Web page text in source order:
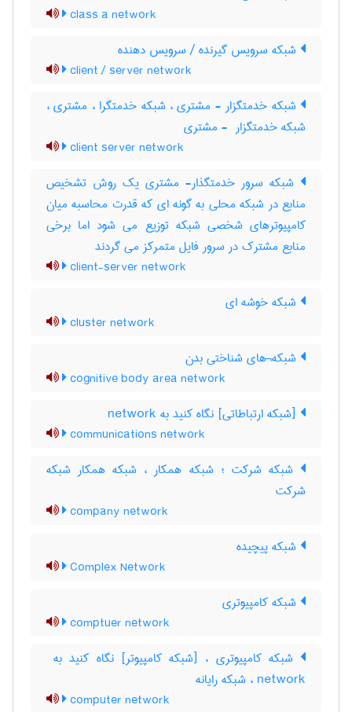
class a network
شبکه سرویس گیرنده / سرویس دهنده
client / server network
شبکه خدمتگزار - مشتری ، شبکه خدمتگرا ، مشتری ،
شبکه خدمتگزار ‎ - مشتری
client server network
شبکه سرور خدمتگذار- مشتری یک روش تشخیص
منابع در شبکه محلی به گونه ای که قدرت محاسبه میان
کامپیوترهای شخصی شبکه توزیع می شود اما برخی
منابع مشترک در سرور فایل متمرکز می گردند
client-server network
شبکه خوشه ای
cluster network
شبکه¬های شناختی بدن
cognitive body area network
[شبکه ارتباطاتی] نگاه کنید به ‎ network
communications network
شبکه شرکت ؛ شبکه همکار ، شبکه همکار شبکه
شرکت
company network
شبکه پیچیده
Complex Network
شبکه کامپیوتری
comptuer network
network ، شبکه رایانه
computer network